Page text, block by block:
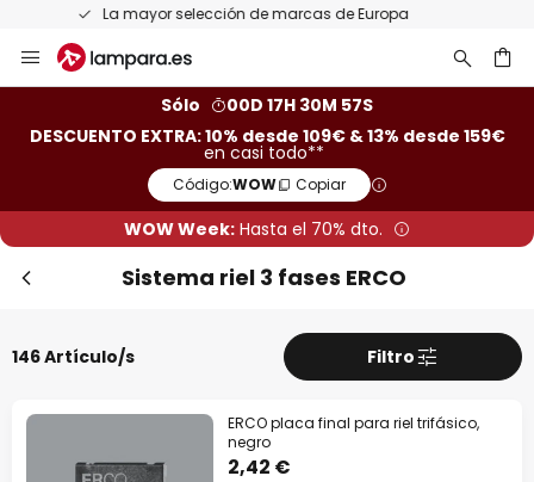
Devoluciones gratis en un plazo de 50 días
al
Sólo
00D 17H 30M 56S
DESCUENTO EXTRA: 10% desde 109€ & 13% desde 159€
en casi todo**
Código:WOW Copiar
WOW Week: Hasta el 70% dto.
Sistema riel 3 fases ERCO
146 Artículo/s Filtro
ERCO placa final para riel trifásico,
negro
2,42 €